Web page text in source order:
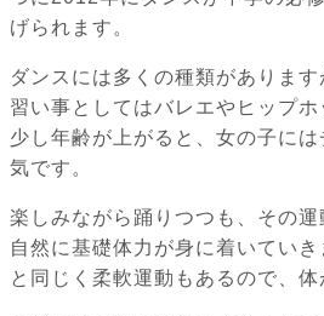
げられます。
ダンスには多くの種類がありま
習い事としてはバレエやヒップホ
少し年齢が上がると、女の子には
気です。
楽しみながら踊りつつも、その運
自然に基礎体力が身に着いてい
と同じく柔軟運動もあるので、体